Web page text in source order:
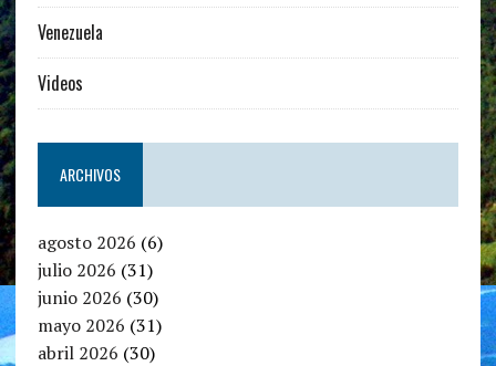
Venezuela
Videos
ARCHIVOS
agosto 2026 (6)
julio 2026 (31)
junio 2026 (30)
mayo 2026 (31)
abril 2026 (30)